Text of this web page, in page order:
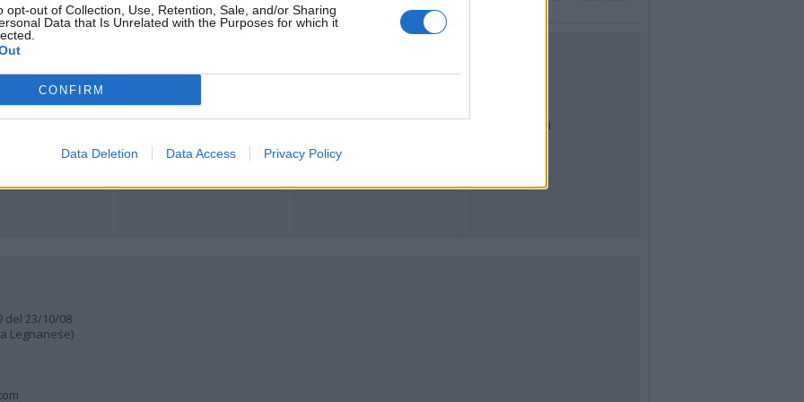
opt-out of Collection, Use, Retention, Sale, and/or Sharing
Data that Is Unrelated with the Purposes for which it
CONFIRM
Data Deletion Data Access Privacy Policy
Web TV
Auguri
Articoli più letti
del 23/10/08
Legnanese)